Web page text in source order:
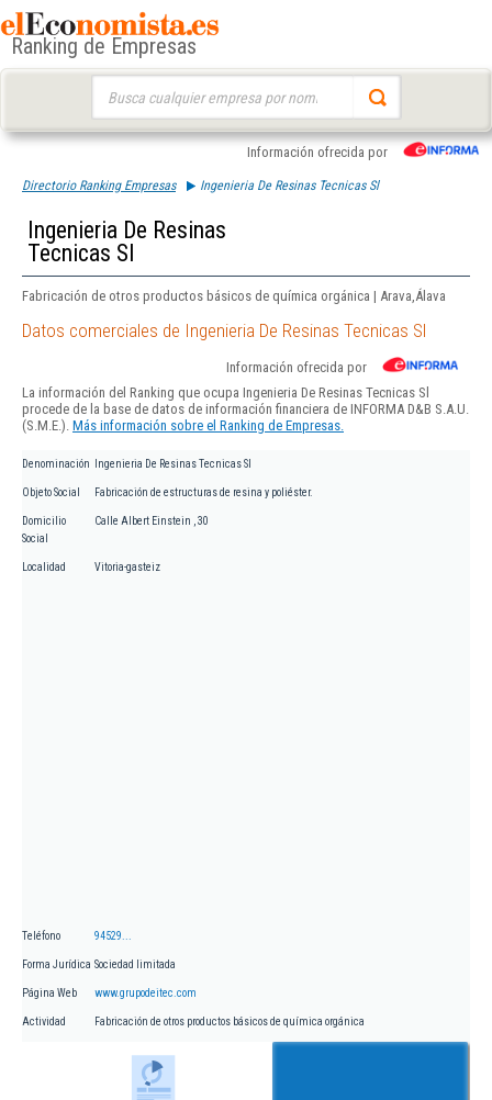
Ranking de Empresas
Información ofrecida por
Directorio Ranking Empresas Ingenieria De Resinas Tecnicas Sl
Ingenieria De Resinas
Tecnicas Sl
Fabricación de otros productos básicos de química orgánica | Arava,Álava
Datos comerciales de Ingenieria De Resinas Tecnicas Sl
Información ofrecida por
La información del Ranking que ocupa Ingenieria De Resinas Tecnicas Sl
procede de la base de datos de información financiera de INFORMA D&B S.A.U.
(S.M.E.). Más información sobre el Ranking de Empresas.
Denominación Ingenieria De Resinas Tecnicas Sl
Objeto Social Fabricación de estructuras de resina y poliéster.
Domicilio
Social
Calle Albert Einstein , 30
Localidad Vitoria-gasteiz
Teléfono 94529...
Forma Jurídica Sociedad limitada
Página Web www.grupodeitec.com
Actividad Fabricación de otros productos básicos de química orgánica